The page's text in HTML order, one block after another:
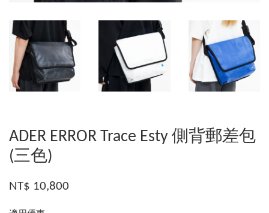
ADER ERROR Trace Esty 側背郵差包
(三色)
NT$ 10,800